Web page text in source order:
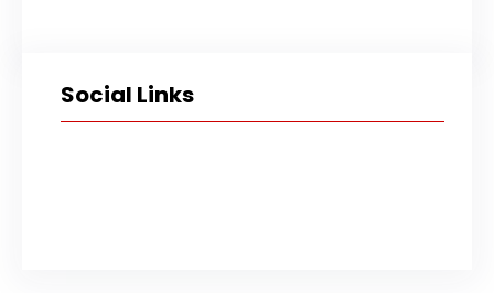
Social Links